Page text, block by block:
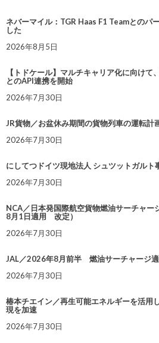
ネバーマイル：TGR Haas F1 Teamとのパ
した
2026年8月5日
【トドケール】マルチキャリア化に向け
とのAPI連携を開始
2026年7月30日
JR貨物／お盆休み期間の貨物列車の運転計
2026年7月30日
にしてつドイツ現地法人 シュツットガルト
2026年7月30日
NCA／日本発国際航空貨物燃油サーチャ
8月1日適用 改定）
2026年7月30日
JAL／2026年8月前半 燃油サーチャージ
2026年7月30日
椿本チエイン／再生可能エネルギーを活用
現を加速
2026年7月30日